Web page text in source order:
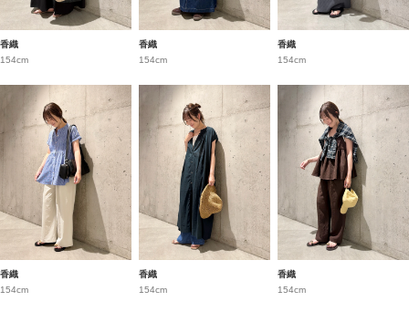
香織
154cm
香織
154cm
香織
154cm
香織
154cm
香織
154cm
香織
154cm